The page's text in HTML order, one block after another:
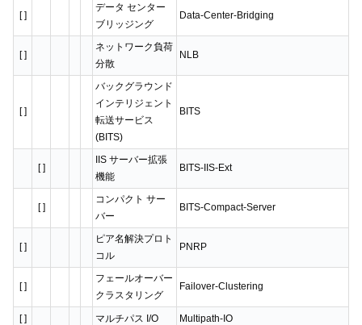
[ ]
データ センター
ブリッジング
Data-Center-Bridging
[ ]
ネットワーク負荷
分散
NLB
[ ]
バックグラウンド
インテリジェント
転送サービス
(BITS)
BITS
[ ]
IIS サーバー拡張
機能
BITS-IIS-Ext
[ ]
コンパクト サー
バー
BITS-Compact-Server
[ ]
ピア名解決プロト
コル
PNRP
[ ]
フェールオーバー
クラスタリング
Failover-Clustering
[ ] マルチパス I/O Multipath-IO